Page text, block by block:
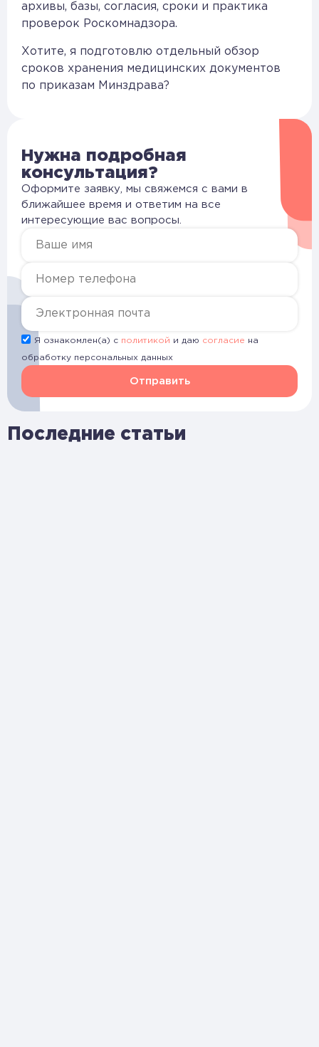
архивы, базы, согласия, сроки и практика
проверок Роскомнадзора.
Хотите, я подготовлю отдельный обзор
сроков хранения медицинских документов
по приказам Минздрава?
Последние статьи
Нужна подробная
консультация?
Оформите заявку, мы свяжемся с вами в
ближайшее время и ответим на все
интересующие вас вопросы.
Я ознакомлен(а) с политикой и даю согласие на
обработку персональных данных
Отправить